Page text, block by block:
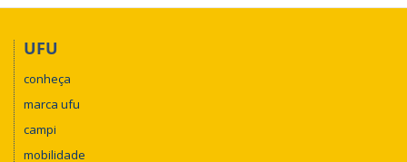
Amanda de Souza Oliveira
Gabriela Brant de Carvalho Campbell Penna
Isabela Volpe Antoniasse
Letícia Gomides Bernardes
Moab Eunice Gomes Silva
UFU
conheça
marca ufu
campi
mobilidade